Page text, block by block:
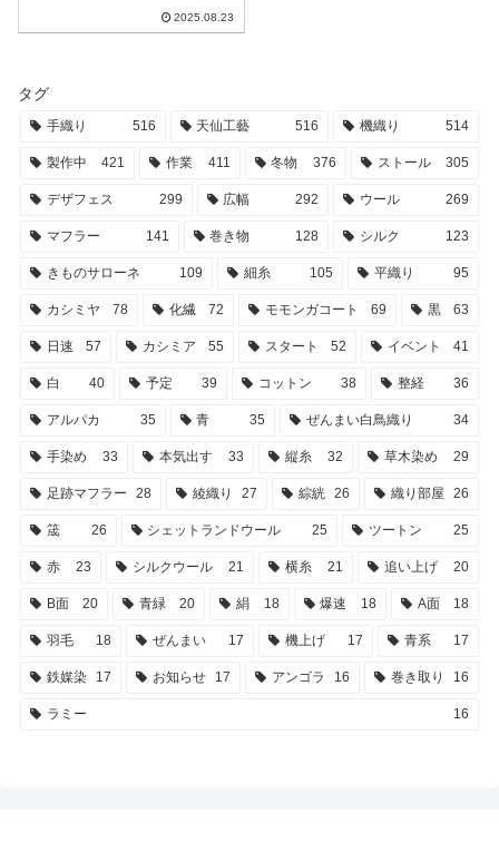
2025.08.23
タグ
手織り 516 天仙工藝 516 機織り 514
製作中 421 作業 411 冬物 376 ストール 305
デザフェス 299 広幅 292 ウール 269
マフラー 141 巻き物 128 シルク 123
きものサローネ 109 細糸 105 平織り 95
カシミヤ 78 化繊 72 モモンガコート 69 黒 63
日速 57 カシミア 55 スタート 52 イベント 41
白 40 予定 39 コットン 38 整経 36
アルパカ 35 青 35 ぜんまい白鳥織り 34
手染め 33 本気出す 33 縦糸 32 草木染め 29
足跡マフラー 28 綾織り 27 綜絖 26 織り部屋 26
筬 26 シェットランドウール 25 ツートン 25
赤 23 シルクウール 21 横糸 21 追い上げ 20
B面 20 青緑 20 絹 18 爆速 18 A面 18
羽毛 18 ぜんまい 17 機上げ 17 青系 17
鉄媒染 17 お知らせ 17 アンゴラ 16 巻き取り 16
ラミー 16